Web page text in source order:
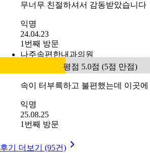
무너무 친절하셔서 감동받았습니다
익명
24.04.23
1번째 방문
나주속편한내과의원
평점 5.0점 (5점 만점)
속이 터부륵하고 불편했는데 이곳
익명
25.08.25
1번째 방문
후기 더보기 (95건)